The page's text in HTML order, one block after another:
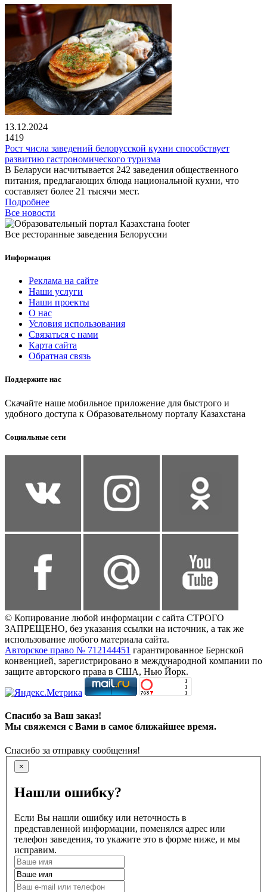
13.12.2024
1419
Рост числа заведений белорусской кухни способствует
развитию гастрономического туризма
В Беларуси насчитывается 242 заведения общественного
питания, предлагающих блюда национальной кухни, что
составляет более 21 тысячи мест.
Подробнее
Все новости
Все ресторанные заведения Белоруссии
Информация
Реклама на сайте
Наши услуги
Наши проекты
О нас
Условия использования
Связаться с нами
Карта сайта
Обратная связь
Поддержите нас
Скачайте наше мобильное приложение для быстрого и
удобного доступа к Образовательному порталу Казахстана
Социальные сети
© Копирование любой информации с сайта СТРОГО
ЗАПРЕЩЕНО, без указания ссылки на источник, а так же
использование любого материала сайта.
Авторское право № 712144451 гарантированное Бернской
конвенцией, зарегистрировано в международной компании по
защите авторского права в США, Нью Йорк.
Спасибо за Ваш заказ!
Мы свяжемся с Вами в самое ближайшее время.
Спасибо за отправку сообщения!
×
Нашли ошибку?
Если Вы нашли ошибку или неточность в
представленной информации, поменялся адрес или
телефон заведения, то укажите это в форме ниже, и мы
исправим.